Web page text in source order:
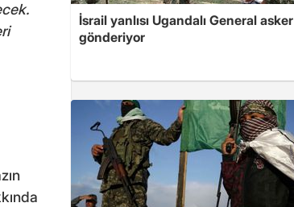
İsrail yanlısı Ugandalı General asker
gönderiyor